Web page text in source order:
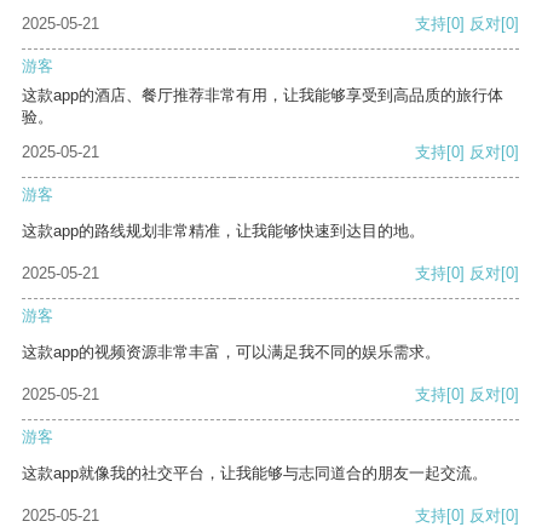
2025-05-21
支持[0] 反对[0]
游客
这款app的酒店、餐厅推荐非常有用，让我能够享受到高品质的旅行体
验。
2025-05-21
支持[0] 反对[0]
游客
这款app的路线规划非常精准，让我能够快速到达目的地。
2025-05-21 支持[0] 反对[0]
游客
这款app的视频资源非常丰富，可以满足我不同的娱乐需求。
2025-05-21 支持[0] 反对[0]
游客
这款app就像我的社交平台，让我能够与志同道合的朋友一起交流。
2025-05-21 支持[0] 反对[0]